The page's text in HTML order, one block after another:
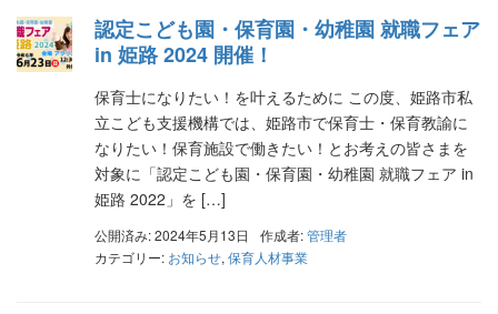
認定こども園・保育園・幼稚園 就職フェア
in 姫路 2024 開催！
保育士になりたい！を叶えるために この度、姫路市私
立こども支援機構では、姫路市で保育士・保育教諭に
なりたい！保育施設で働きたい！とお考えの皆さまを
対象に「認定こども園・保育園・幼稚園 就職フェア in
姫路 2022」を […]
公開済み: 2024年5月13日 作成者:管理者
カテゴリー: お知らせ, 保育人材事業